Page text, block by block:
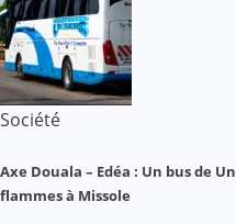
Société
Axe Douala – Edéa : Un bus de
flammes à Missole